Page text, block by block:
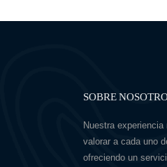
SOBRE
Nuestra
valorar a cada uno
ofreciendo un